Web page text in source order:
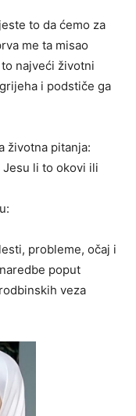
to da ćemo za
me ta misao
najveći životni
i podstiče ga
životna pitanja:
Jesu li to okovi ili
probleme, očaj i
poput
veza